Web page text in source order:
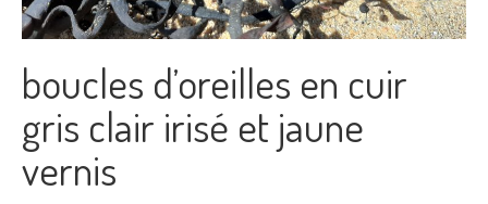
boucles d’oreilles en cuir
gris clair irisé et jaune
vernis